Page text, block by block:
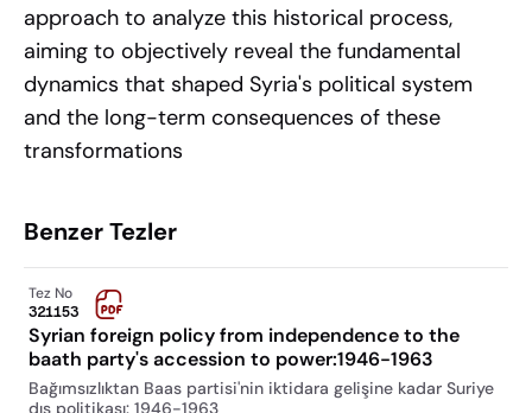
approach to analyze this historical process,
aiming to objectively reveal the fundamental
dynamics that shaped Syria's political system
and the long-term consequences of these
transformations
Benzer Tezler
Tez No
321153
Syrian foreign policy from independence to the
baath party's accession to power:1946-1963
Bağımsızlıktan Baas partisi'nin iktidara gelişine kadar Suriye
dış politikası: 1946-1963